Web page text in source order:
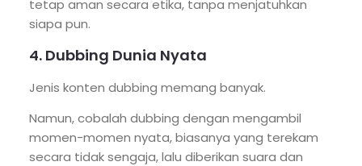
tetap aman secara etika, tanpa menjatuhkan
siapa pun.
4. Dubbing Dunia Nyata
Jenis konten dubbing memang banyak.
Namun, cobalah dubbing dengan mengambil
momen-momen nyata, biasanya yang terekam
secara tidak sengaja, lalu diberikan suara dan